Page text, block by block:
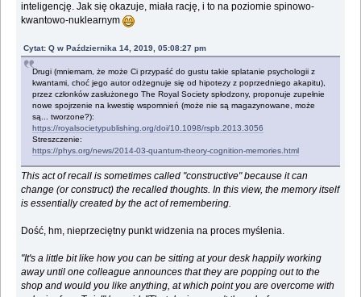
inteligencję. Jak się okazuje, miała rację, i to na poziomie spinowo-
kwantowo-nuklearnym
Cytat: Q w Października 14, 2019, 05:08:27 pm
Drugi (mniemam, że może Ci przypaść do gustu takie splatanie psychologii z
kwantami, choć jego autor odżegnuje się od hipotezy z poprzedniego akapitu),
przez członków zasłużonego The Royal Society spłodzony, proponuje zupełnie
nowe spojrzenie na kwestię wspomnień (może nie są magazynowane, może
są... tworzone?):
https://royalsocietypublishing.org/doi/10.1098/rspb.2013.3056
Streszczenie:
https://phys.org/news/2014-03-quantum-theory-cognition-memories.html
This act of recall is sometimes called "constructive" because it can
change (or construct) the recalled thoughts. In this view, the memory itself
is essentially created by the act of remembering.
Dość, hm, nieprzeciętny punkt widzenia na proces myślenia.
"It's a little bit like how you can be sitting at your desk happily working
away until one colleague announces that they are popping out to the
shop and would you like anything, at which point you are overcome with